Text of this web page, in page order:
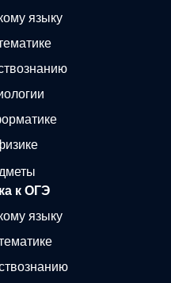
языку
к ОГЭ
языку